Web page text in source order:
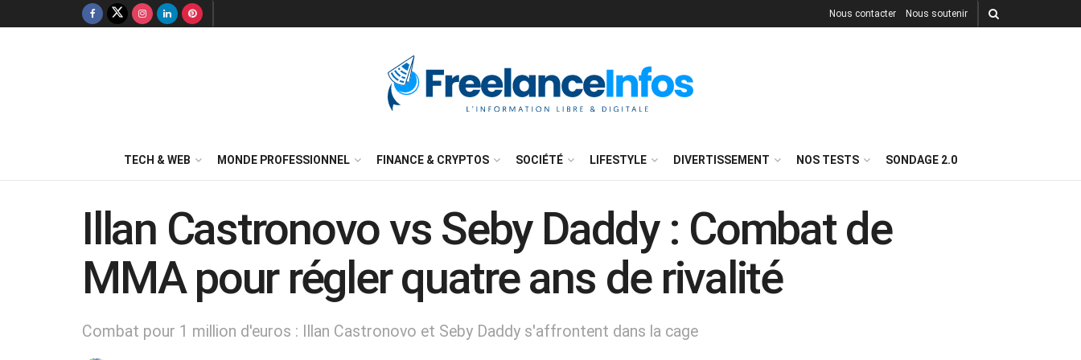
Nous contacter Nous soutenir
TECH & WEB MONDE PROFESSIONNEL FINANCE & CRYPTOS SOCIÉTÉ LIFESTYLE DIVERTISSEMENT NOS TESTS SONDAGE 2.0
Illan Castronovo vs Seby Daddy : Combat de
MMA pour régler quatre ans de rivalité
Combat pour 1 million d'euros : Illan Castronovo et Seby Daddy s'affrontent dans la cage